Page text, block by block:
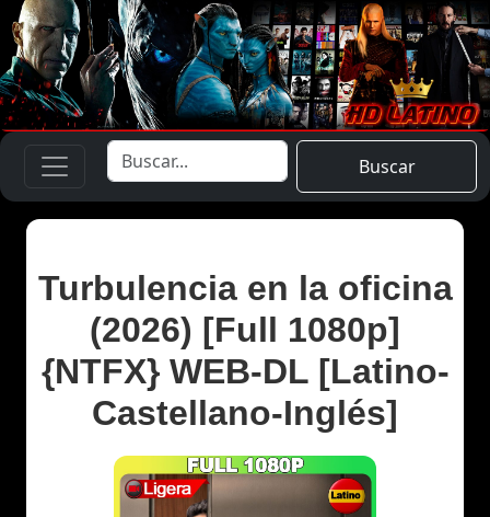
Buscar
Turbulencia en la oficina
(2026) [Full 1080p]
{NTFX} WEB-DL [Latino-
Castellano-Inglés]